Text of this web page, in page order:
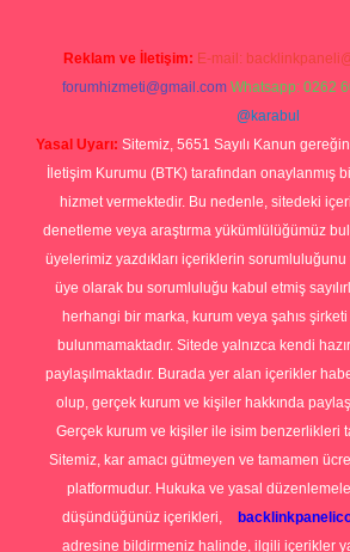
Reklam ve İletişim: E-mail:
forumhizmeti@gmail.com Whatsapp: 0262
@karabul
Yasal Uyarı: Sitemiz, 5651 Sayılı Kanun
İletişim Kurumu (BTK) tarafından onaylanmış
hizmet vermektedir. Bu nedenle, sitedeki
denetleme veya araştırma yükümlülüğümüz
üyelerimiz yazdıkları içeriklerin sorumluluğunu
üye olarak bu sorumluluğu kabul etmiş
herhangi bir marka, kurum veya şahıs
bulunmamaktadır. Sitede yalnızca kendi
paylaşılmaktadır. Burada yer alan içerikler
olup, gerçek kurum ve kişiler hakkında
Gerçek kurum ve kişiler ile isim benzerlikleri
Sitemiz, kar amacı gütmeyen ve tamamen
platformudur. Hukuka ve yasal
düşündüğünüz içerikleri,
adresine bildirmeniz halinde, ilgili içerikler